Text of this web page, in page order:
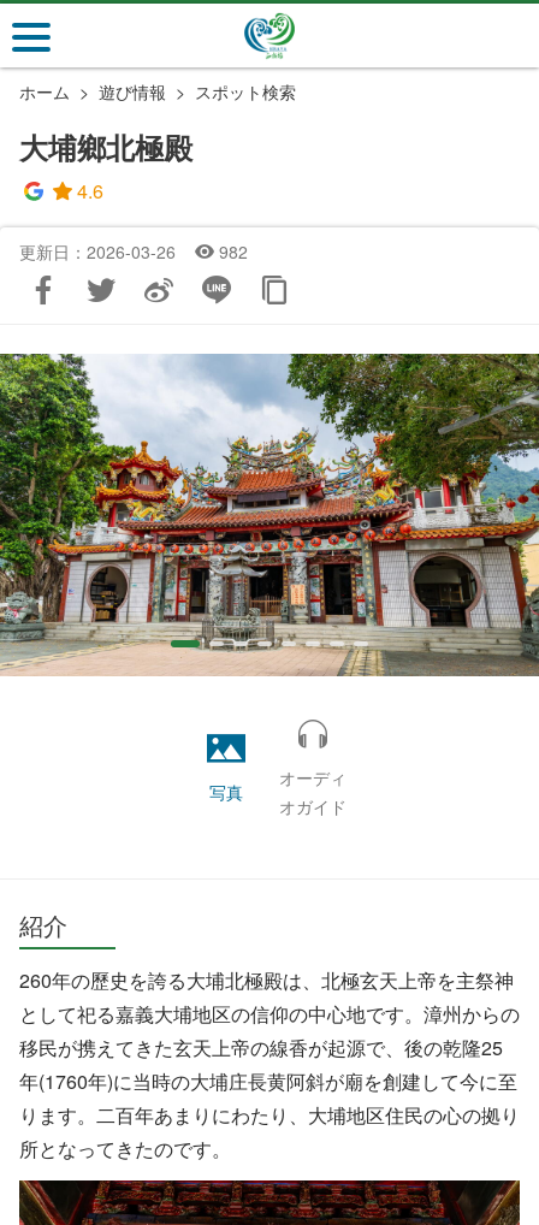
メ
イ
ン
ン
に
行
く
ホーム 遊び情報 スポット検索
大埔鄉北極殿
4.6
更新日：2026-03-26 982
写真
オーディ
オガイド
紹介
260年の歷史を誇る大埔北極殿は、北極玄天上帝を主祭神
として祀る嘉義大埔地区の信仰の中心地です。漳州からの
移民が携えてきた玄天上帝の線香が起源で、後の乾隆25
年(1760年)に当時の大埔庄長黄阿斜が廟を創建して今に至
ります。二百年あまりにわたり、大埔地区住民の心の拠り
所となってきたのです。